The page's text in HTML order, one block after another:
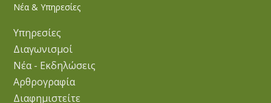
Νέα & Υπηρεσίες
Υπηρεσίες
Διαγωνισμοί
Νέα - Εκδηλώσεις
Αρθρογραφία
Διαφημιστείτε